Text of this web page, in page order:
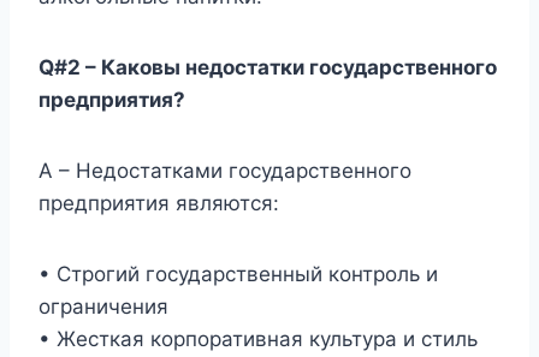
Q#2 – Каковы недостатки государственного
предприятия?
А – Недостатками государственного
предприятия являются:
• Строгий государственный контроль и
ограничения
• Жесткая корпоративная культура и стиль